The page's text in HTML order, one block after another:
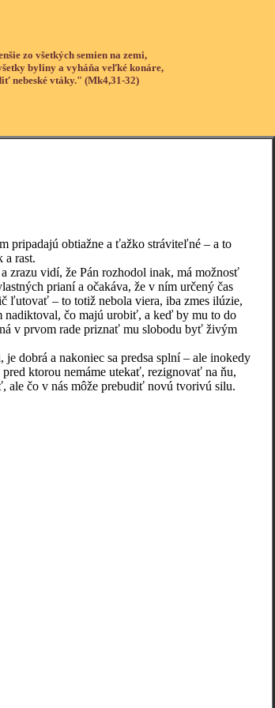
zo všetkých semien na zemi,
byliny a vyháňa veľké konáre,
nebeské vtáky." (Mk4,31-32)
pripadajú obtiažne a ťažko stráviteľné – a to
a rast.
zrazu vidí, že Pán rozhodol inak, má možnosť
prianí a očakáva, že v ním určený čas
ľutovať – to totiž nebola viera, iba zmes ilúzie,
čo majú urobiť, a keď by mu to do
v prvom rade priznať mu slobodu byť živým
dobrá a nakoniec sa predsa splní – ale inokedy
ktorou nemáme utekať, rezignovať na ňu,
ale čo v nás môže prebudiť novú tvorivú silu.